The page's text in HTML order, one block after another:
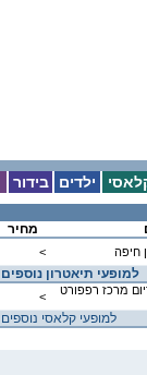
בידור ילדים
מחיר
< חיפה
< למופעי תיאטרון נוספים
< מרכז רפפורט
< למופעי קלאסי נוספים